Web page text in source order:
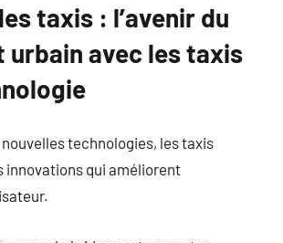
taxis : l’avenir du
avec les taxis
nouvelles technologies, les taxis
innovations qui améliorent